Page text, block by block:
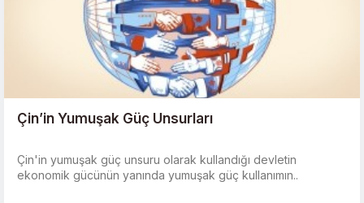
Çin’in Yumuşak Güç Unsurları
Çin'in yumuşak güç unsuru olarak kullandığı devletin
ekonomik gücünün yanında yumuşak güç kullanımın..